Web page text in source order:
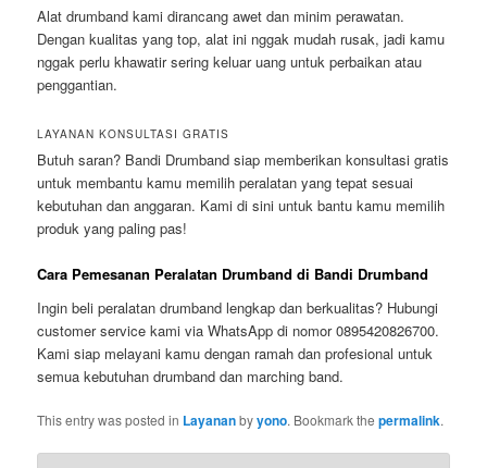
Alat drumband kami dirancang awet dan minim perawatan.
Dengan kualitas yang top, alat ini nggak mudah rusak, jadi kamu
nggak perlu khawatir sering keluar uang untuk perbaikan atau
penggantian.
LAYANAN KONSULTASI GRATIS
Butuh saran? Bandi Drumband siap memberikan konsultasi gratis
untuk membantu kamu memilih peralatan yang tepat sesuai
kebutuhan dan anggaran. Kami di sini untuk bantu kamu memilih
produk yang paling pas!
Cara Pemesanan Peralatan Drumband di Bandi Drumband
Ingin beli peralatan drumband lengkap dan berkualitas? Hubungi
customer service kami via WhatsApp di nomor 0895420826700.
Kami siap melayani kamu dengan ramah dan profesional untuk
semua kebutuhan drumband dan marching band.
This entry was posted in Layananbyyono. Bookmark thepermalink.